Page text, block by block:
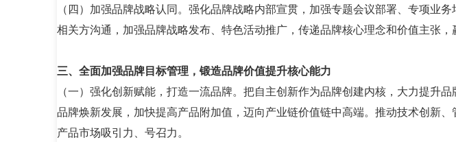
（四）加强品牌战略认同。强化品牌战略内部宣贯，加强专题会议部署、专项业
相关方沟通，加强品牌战略发布、特色活动推广，传递品牌核心理念和价值主张，
三、全面加强品牌目标管理，锻造品牌价值提升核心能力
（一）强化创新赋能，打造一流品牌。把自主创新作为品牌创建内核，大力提升
品牌焕新发展，加快提高产品附加值，迈向产业链价值链中高端。推动技术创新
产品市场吸引力、号召力。